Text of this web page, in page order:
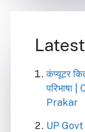
कंप्यूटर
परिभाषा
Prakar
UP